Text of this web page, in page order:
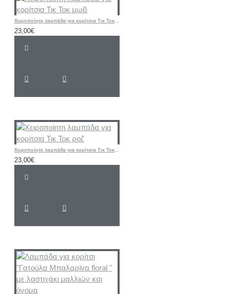
Χειροποίητη λαμπάδα για κορίτσια Τικ Τοκ μωβ
23,00€
Χειροποίητη λαμπάδα για κορίτσια Τικ Τοκ ροζ
23,00€